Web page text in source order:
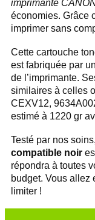
imprimante
économies. Grâce
imprimer sans
Cette cartouche
est fabriquée par
de l’imprimante.
similaires à celles
CEXV12,
estimé à 1220 gr
Testé par nos
compatible noir
répondra à toutes
budget. Vous allez
limiter !